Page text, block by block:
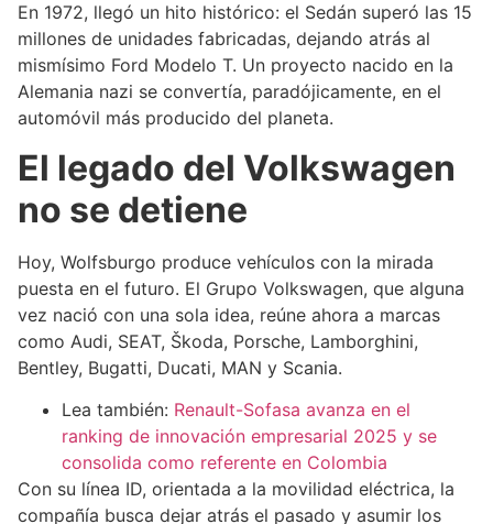
En 1972, llegó un hito histórico: el Sedán superó las 15
millones de unidades fabricadas, dejando atrás al
mismísimo Ford Modelo T. Un proyecto nacido en la
Alemania nazi se convertía, paradójicamente, en el
automóvil más producido del planeta.
El legado del Volkswagen
no se detiene
Hoy, Wolfsburgo produce vehículos con la mirada
puesta en el futuro. El Grupo Volkswagen, que alguna
vez nació con una sola idea, reúne ahora a marcas
como Audi, SEAT, Škoda, Porsche, Lamborghini,
Bentley, Bugatti, Ducati, MAN y Scania.
Lea también: Renault-Sofasa avanza en el
ranking de innovación empresarial 2025 y se
consolida como referente en Colombia
Con su línea ID, orientada a la movilidad eléctrica, la
compañía busca dejar atrás el pasado y asumir los